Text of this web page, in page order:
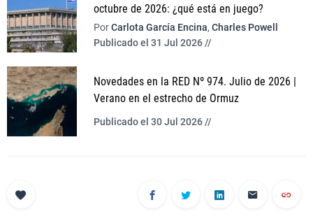
octubre de 2026: ¿qué está en juego?
PorCarlota García Encina, Charles Powell
Publicado el 31 Jul 2026 //
Novedades en la RED Nº 974. Julio de 2026 |
Verano en el estrecho de Ormuz
Publicado el 30 Jul 2026 //